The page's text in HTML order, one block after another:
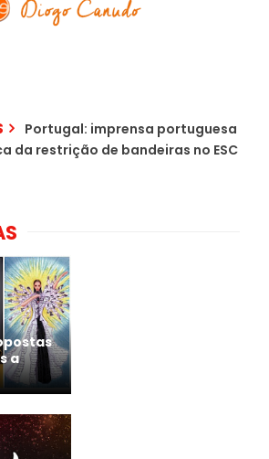
Portugal: imprensa portuguesa
da restrição de bandeiras no ESC
a